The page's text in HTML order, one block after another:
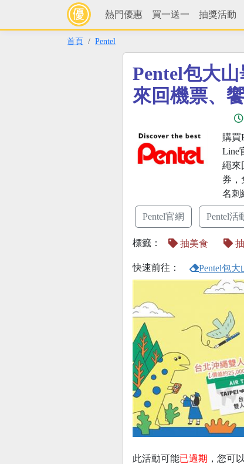
熱門優惠 買一送一 抽獎活動
首頁 Pentel
Pentel包大
來回機票、
購買
Line
繩來
券，
名刺
Pentel官網 Pentel活
標籤： 抽美食
快速前往： Pentel包
此活動可能已過期 ，您可以